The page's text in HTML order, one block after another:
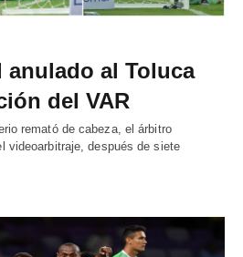
anulado al Toluca
del VAR
remató de cabeza, el árbitro
videoarbitraje, después de siete